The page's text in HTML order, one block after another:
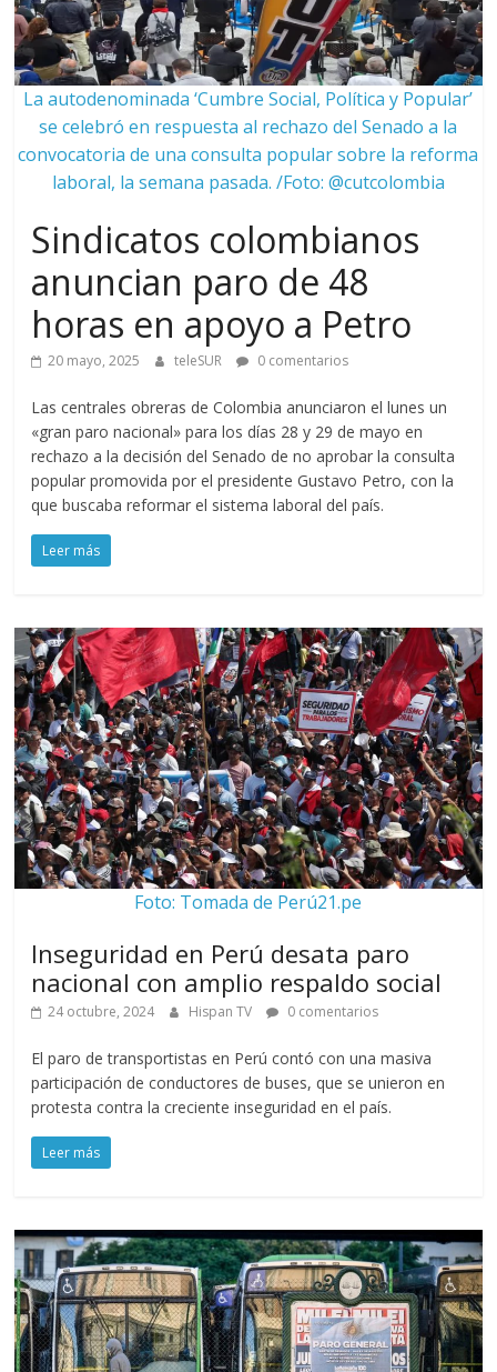
La autodenominada ‘Cumbre Social, Política y Popular’
se celebró en respuesta al rechazo del Senado a la
convocatoria de una consulta popular sobre la reforma
laboral, la semana pasada. /Foto: @cutcolombia
Sindicatos colombianos
anuncian paro de 48
horas en apoyo a Petro
20 mayo, 2025 teleSUR 0 comentarios
Las centrales obreras de Colombia anunciaron el lunes un
«gran paro nacional» para los días 28 y 29 de mayo en
rechazo a la decisión del Senado de no aprobar la consulta
popular promovida por el presidente Gustavo Petro, con la
que buscaba reformar el sistema laboral del país.
Leer más
Foto: Tomada de Perú21.pe
Inseguridad en Perú desata paro
nacional con amplio respaldo social
24 octubre, 2024 Hispan TV 0 comentarios
El paro de transportistas en Perú contó con una masiva
participación de conductores de buses, que se unieron en
protesta contra la creciente inseguridad en el país.
Leer más